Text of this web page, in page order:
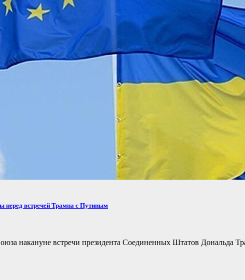
перед встречей Трампа с Путиным
накануне встречи президента Соединенных Штатов Дональда